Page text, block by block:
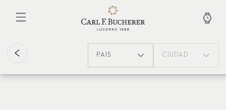
contenido
PAÍS CIUDAD